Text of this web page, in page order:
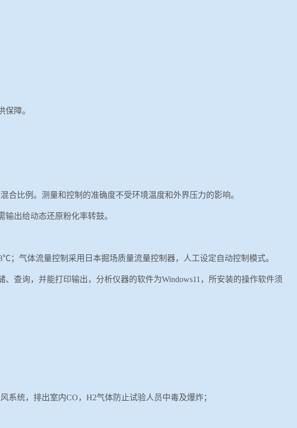
障。
合比例。测量和控制的准确度不受环境温度和外界压力的影响。
输出给动态还原粉化率转鼓。
℃；气体流量控制采用日本掘场质量流量控制器， 人工设定自动控制模式。
、查询，并能打印输出 ，分析仪器的软件为Windows11 ，所安装的操作软件须
系统，排出室内CO ， H2气体防止试验人员中毒及爆炸；